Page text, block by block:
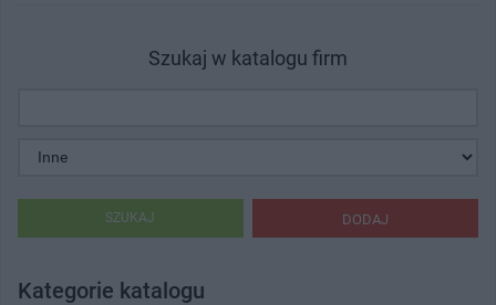
Szukaj w katalogu firm
DODAJ
SZUKAJ
Kategorie katalogu